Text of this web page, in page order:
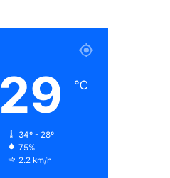
29 ℃
34º - 28º
75%
2.2 km/h